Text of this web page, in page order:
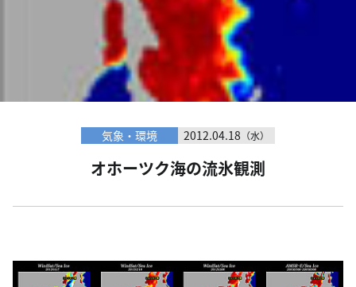
気象・環境 2012.04.18 （水）
オホーツク海の流氷観測